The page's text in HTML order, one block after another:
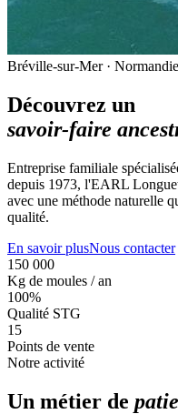
Bréville-sur-Mer · Normandie
Découvrez un
savoir-faire
Entreprise familiale
depuis 1973, l'EARL
avec une méthode naturelle
qualité.
En savoir plusNous contacter
150 000
Kg de moules / an
100%
Qualité STG
15
Points de vente
Notre activité
Un métier de